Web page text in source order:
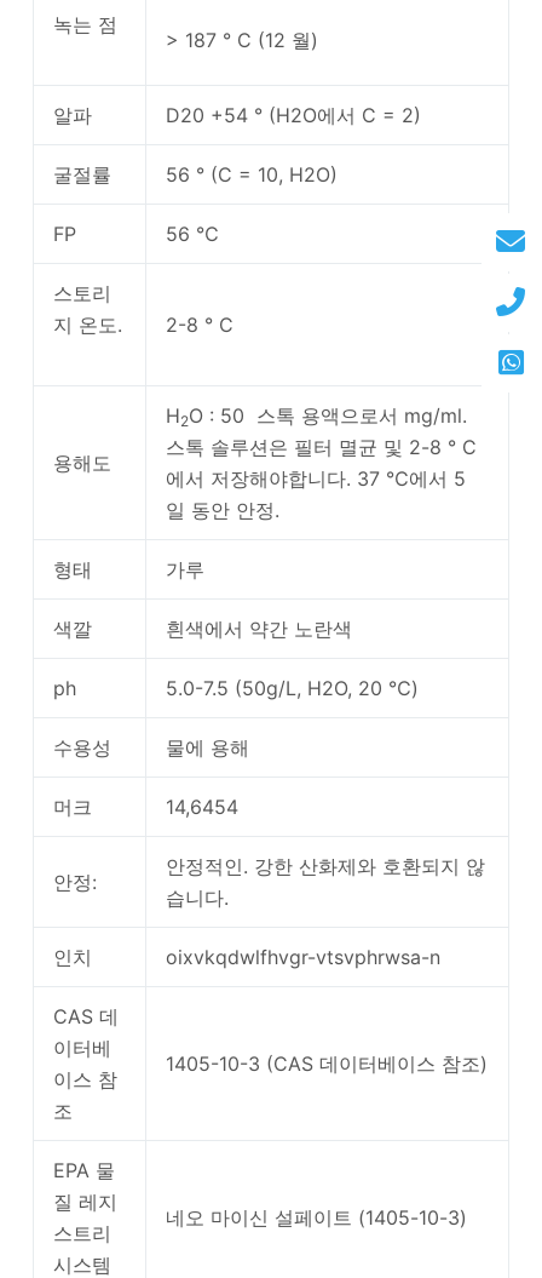
녹는 점
> 187 ° C (12 월)
알파 D20 +54 ° (H2O에서 C = 2)
굴절률 56 ° (C = 10, H2O)
FP 56 ℃
스토리
지 온도.
2-8 ° C
용해도
H2O : 50 스톡 용액으로서 mg/ml.
스톡 솔루션은 필터 멸균 및 2-8 ° C
에서 저장해야합니다. 37 ℃에서 5
일 동안 안정.
형태 가루
색깔 흰색에서 약간 노란색
ph 5.0-7.5 (50g/L, H2O, 20 ℃)
수용성 물에 용해
머크 14,6454
안정:
안정적인. 강한 산화제와 호환되지 않
습니다.
인치 oixvkqdwlfhvgr-vtsvphrwsa-n
CAS 데
이터베
이스 참
조
1405-10-3 (CAS 데이터베이스 참조)
EPA 물
질 레지
스트리
시스템
네오 마이신 설페이트 (1405-10-3)